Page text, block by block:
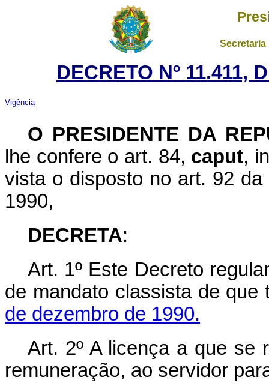
DECRETO Nº 11.411,
Vigência
O PRESIDENTE DA
lhe confere o art. 84, caput,
vista o disposto no art. 92 da
1990,
DECRETA:
Art. 1º Este Decreto
de mandato classista de
de dezembro de 1990.
Art. 2º A licença a que se
remuneração, ao servidor